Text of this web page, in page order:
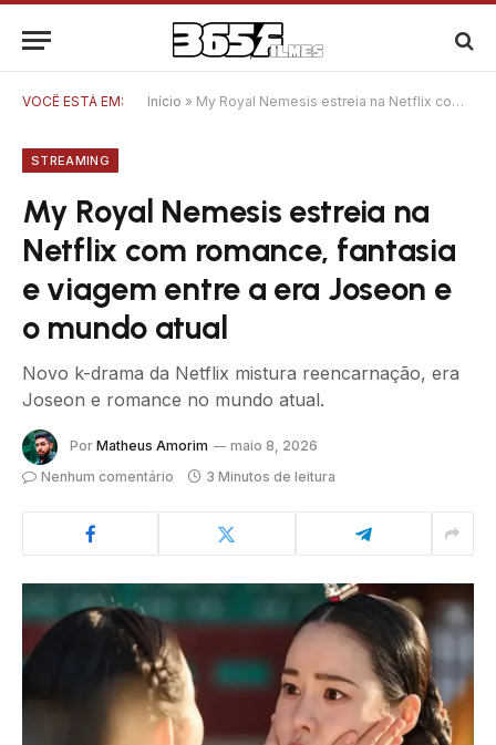
VOCÊ ESTÁ EM: Início » My Royal Nemesis estreia na Netflix com romance, fantasia e viagem entre a era Joseon e o mundo atual
STREAMING
My Royal Nemesis estreia na
Netflix com romance, fantasia
e viagem entre a era Joseon e
o mundo atual
Novo k-drama da Netflix mistura reencarnação, era
Joseon e romance no mundo atual.
Por Matheus Amorim
maio 8, 2026
Nenhum comentário
3 Minutos de leitura